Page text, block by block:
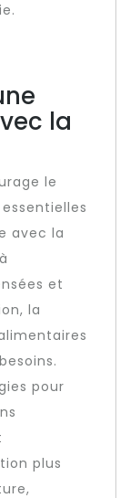
la
le
avec la
et
la
pour
plus